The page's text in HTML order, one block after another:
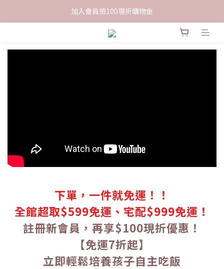
限時下單送餅乾乙包，滿$999免運
加入會員領100現折購物金
限時下單送餅乾乙包，滿$999免運
下單，一件就免運！！
全館超取$599免運、宅配$999免運！
註冊新會員，再享$100現折優惠！
【免運7折起】
立即輕鬆培養孩子自主吃飯